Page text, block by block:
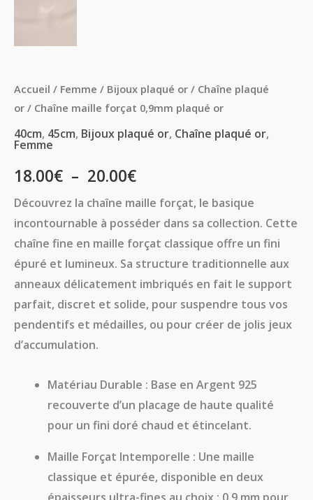
Accueil / Femme / Bijoux plaqué or / Chaîne plaqué
or / Chaîne maille forçat 0,9mm plaqué or
40cm, 45cm, Bijoux plaqué or, Chaîne plaqué or,
Femme
18.00€ – 20.00€
Découvrez la chaîne maille forçat, le basique
incontournable à posséder dans sa collection. Cette
chaîne fine en maille forçat classique offre un fini
épuré et lumineux. Sa structure traditionnelle aux
anneaux délicatement imbriqués en fait le support
parfait, discret et solide, pour suspendre tous vos
pendentifs et médailles, ou pour créer de jolis jeux
d’accumulation.
Matériau Durable : Base en Argent 925
recouverte d’un placage de haute qualité
pour un fini doré chaud et étincelant.
Maille Forçat Intemporelle : Une maille
classique et épurée, disponible en deux